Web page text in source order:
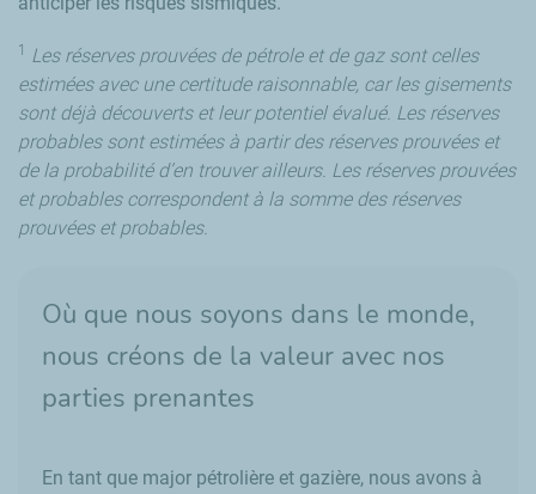
1
Les réserves prouvées de pétrole et de gaz sont celles
estimées avec une certitude raisonnable, car les gisements
sont déjà découverts et leur potentiel évalué. Les réserves
probables sont estimées à partir des réserves prouvées et
de la probabilité d’en trouver ailleurs. Les réserves prouvées
et probables correspondent à la somme des réserves
prouvées et probables.
Où que nous soyons dans le monde,
nous créons de la valeur avec nos
parties prenantes
En tant que major pétrolière et gazière, nous avons à